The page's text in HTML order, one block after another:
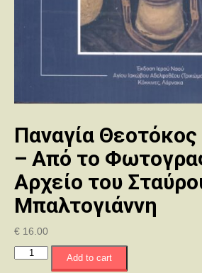
Παναγία
– Από το
Αρχείο του
Μπαλτογιάννη
€ 16.00
Παναγία
Θεοτόκος
Add to cart